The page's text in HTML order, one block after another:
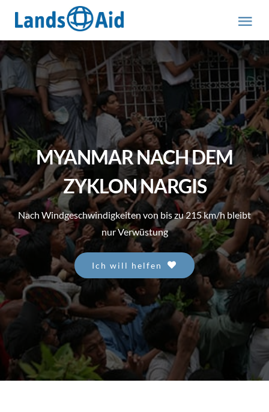
Inhalt
springen
HOME
PROJEKTE
ÜBER UNS
ABOUT US (engl.)
AKTUELLES
MITMACHEN
SPENDEN
MYANMAR NACH DEM
ZYKLON NARGIS
Nach Windgeschwindigkeiten von bis zu 215 km/h bleibt
nur Verwüstung
Ich will helfen